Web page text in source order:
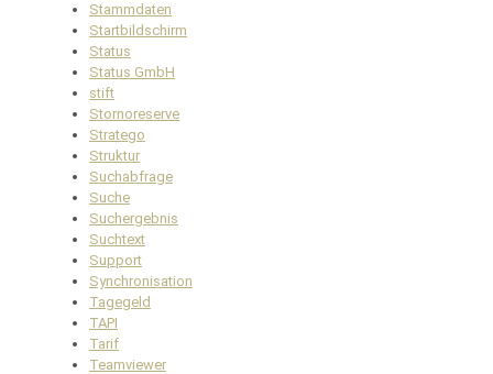
Stammdaten
Startbildschirm
Status
Status GmbH
stift
Stornoreserve
Stratego
Struktur
Suchabfrage
Suche
Suchergebnis
Suchtext
Support
Synchronisation
Tagegeld
TAPI
Tarif
Teamviewer